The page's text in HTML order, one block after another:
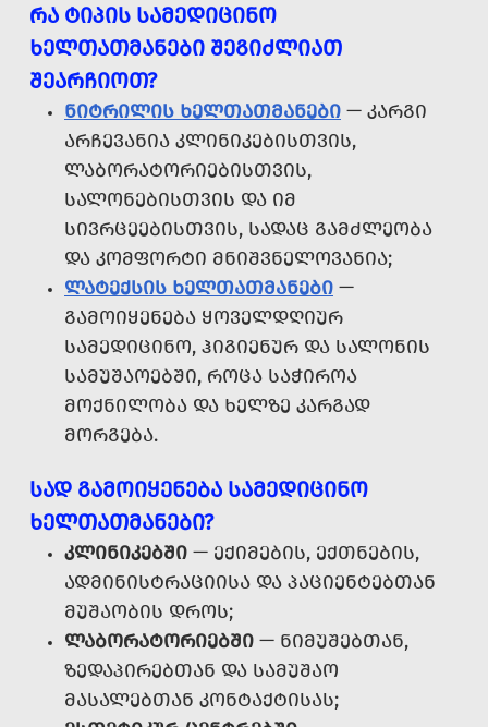
ᲠᲐ ᲢᲘᲞᲘᲡ ᲡᲐᲛᲔᲓᲘᲪᲘᲜᲝ
ᲮᲔᲚᲗᲐᲗᲛᲐᲜᲔᲑᲘ ᲨᲔᲒᲘᲫᲚᲘᲐᲗ
ᲨᲔᲐᲠᲩᲘᲝᲗ?
ᲜᲘᲢᲠᲘᲚᲘᲡ ᲮᲔᲚᲗᲐᲗᲛᲐᲜᲔᲑᲘ — ᲙᲐᲠᲒᲘ
ᲐᲠᲩᲔᲕᲐᲜᲘᲐ ᲙᲚᲘᲜᲘᲙᲔᲑᲘᲡᲗᲕᲘᲡ,
ᲚᲐᲑᲝᲠᲐᲢᲝᲠᲘᲔᲑᲘᲡᲗᲕᲘᲡ,
ᲡᲐᲚᲝᲜᲔᲑᲘᲡᲗᲕᲘᲡ ᲓᲐ ᲘᲛ
ᲡᲘᲕᲠᲪᲔᲔᲑᲘᲡᲗᲕᲘᲡ, ᲡᲐᲓᲐᲪ ᲒᲐᲛᲫᲚᲔᲝᲑᲐ
ᲓᲐ ᲙᲝᲛᲤᲝᲠᲢᲘ ᲛᲜᲘᲨᲕᲜᲔᲚᲝᲕᲐᲜᲘᲐ;
ᲚᲐᲢᲔᲥᲡᲘᲡ ᲮᲔᲚᲗᲐᲗᲛᲐᲜᲔᲑᲘ —
ᲒᲐᲛᲝᲘᲧᲔᲜᲔᲑᲐ ᲧᲝᲕᲔᲚᲓᲦᲘᲣᲠ
ᲡᲐᲛᲔᲓᲘᲪᲘᲜᲝ, ᲰᲘᲒᲘᲔᲜᲣᲠ ᲓᲐ ᲡᲐᲚᲝᲜᲘᲡ
ᲡᲐᲛᲣᲨᲐᲝᲔᲑᲨᲘ, ᲠᲝᲪᲐ ᲡᲐᲭᲘᲠᲝᲐ
ᲛᲝᲥᲜᲘᲚᲝᲑᲐ ᲓᲐ ᲮᲔᲚᲖᲔ ᲙᲐᲠᲒᲐᲓ
ᲛᲝᲠᲒᲔᲑᲐ.
ᲡᲐᲓ ᲒᲐᲛᲝᲘᲧᲔᲜᲔᲑᲐ ᲡᲐᲛᲔᲓᲘᲪᲘᲜᲝ
ᲮᲔᲚᲗᲐᲗᲛᲐᲜᲔᲑᲘ?
ᲙᲚᲘᲜᲘᲙᲔᲑᲨᲘ — ᲔᲥᲘᲛᲔᲑᲘᲡ, ᲔᲥᲗᲜᲔᲑᲘᲡ,
ᲐᲓᲛᲘᲜᲘᲡᲢᲠᲐᲪᲘᲘᲡᲐ ᲓᲐ ᲞᲐᲪᲘᲔᲜᲢᲔᲑᲗᲐᲜ
ᲛᲣᲨᲐᲝᲑᲘᲡ ᲓᲠᲝᲡ;
ᲚᲐᲑᲝᲠᲐᲢᲝᲠᲘᲔᲑᲨᲘ — ᲜᲘᲛᲣᲨᲔᲑᲗᲐᲜ,
ᲖᲔᲓᲐᲞᲘᲠᲔᲑᲗᲐᲜ ᲓᲐ ᲡᲐᲛᲣᲨᲐᲝ
ᲛᲐᲡᲐᲚᲔᲑᲗᲐᲜ ᲙᲝᲜᲢᲐᲥᲢᲘᲡᲐᲡ;